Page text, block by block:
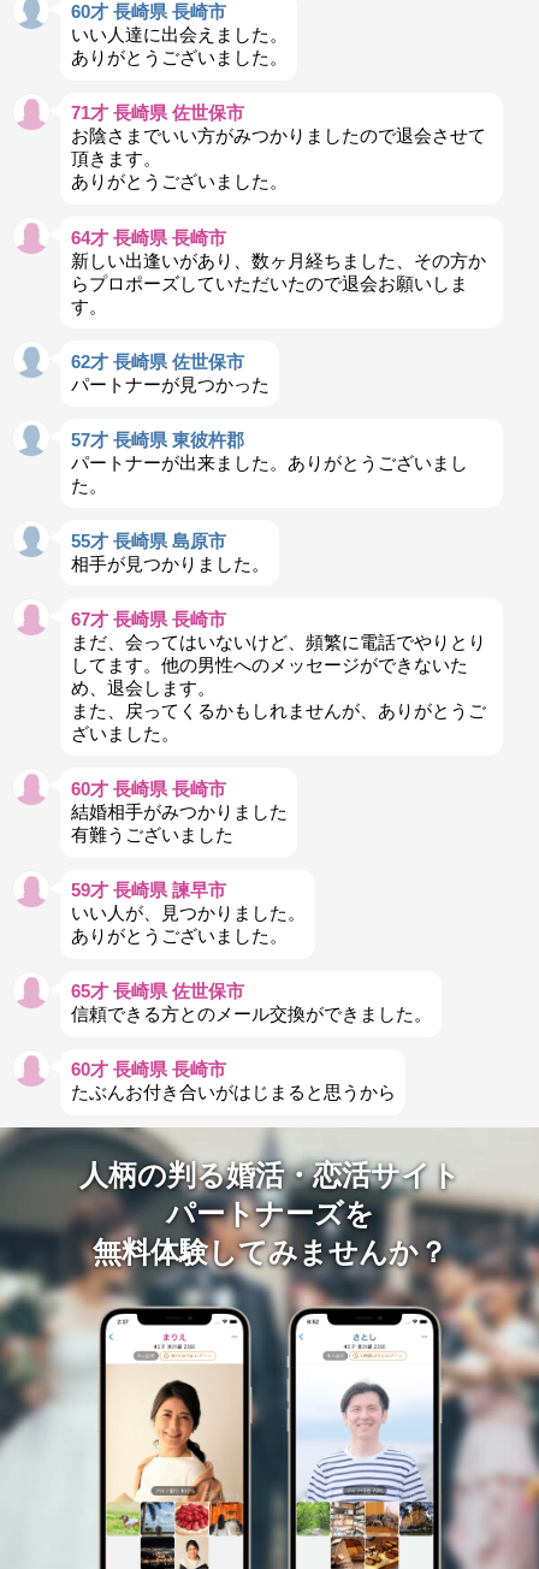
60才 長崎県 長崎市
いい人達に出会えました。
ありがとうございました。
71才 長崎県 佐世保市
お陰さまでいい方がみつかりましたので退会させて
頂きます。
ありがとうございました。
64才 長崎県 長崎市
新しい出逢いがあり、数ヶ月経ちました、その方か
らプロポーズしていただいたので退会お願いしま
す。
62才 長崎県 佐世保市
パートナーが見つかった
57才 長崎県 東彼杵郡
パートナーが出来ました。ありがとうございまし
た。
55才 長崎県 島原市
相手が見つかりました。
67才 長崎県 長崎市
まだ、会ってはいないけど、頻繁に電話でやりとり
してます。他の男性へのメッセージができないた
め、退会します。
また、戻ってくるかもしれませんが、ありがとうご
ざいました。
60才 長崎県 長崎市
結婚相手がみつかりました
有難うございました
59才 長崎県 諫早市
いい人が、見つかりました。
ありがとうございました。
65才 長崎県 佐世保市
信頼できる方とのメール交換ができました。
60才 長崎県 長崎市
たぶんお付き合いがはじまると思うから
人柄の判る婚活・恋活サイト
パートナーズを
無料体験してみませんか？